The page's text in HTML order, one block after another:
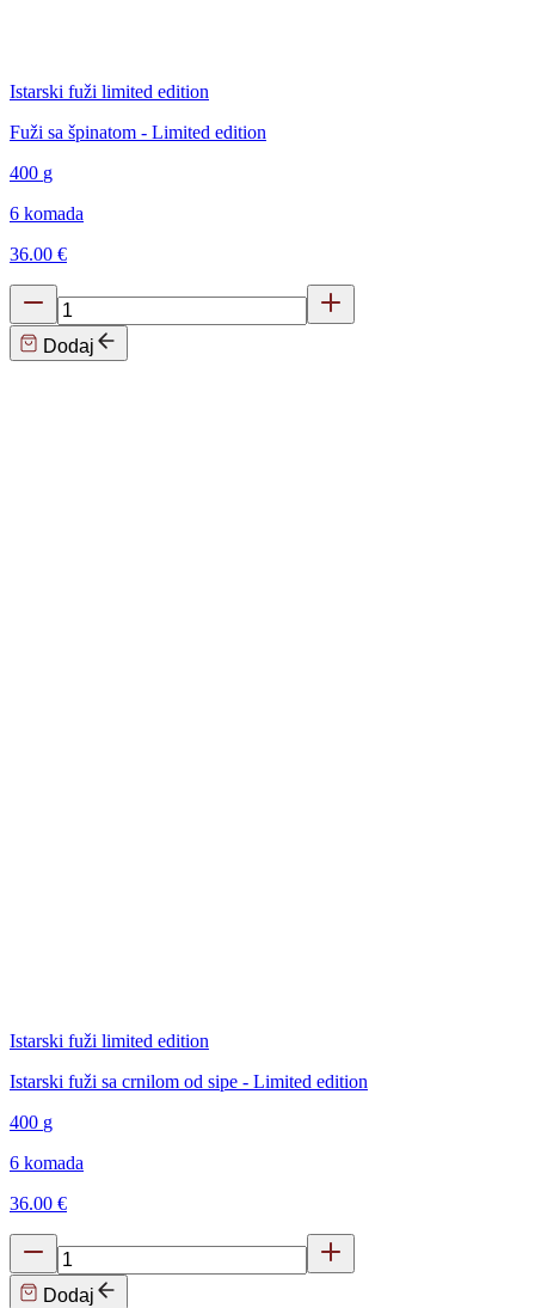
Istarski fuži limited edition
Fuži sa špinatom - Limited edition
400 g
6 komada
36.00 €
Dodaj
Istarski fuži limited edition
Istarski fuži sa crnilom od sipe - Limited edition
400 g
6 komada
36.00 €
Dodaj